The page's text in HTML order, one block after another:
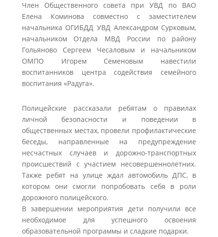
Член Общественного совета при УВД по ВАО
Елена Коминова совместно с заместителем
начальника ОГИБДД УВД Александром Сурковым,
начальником Отдела МВД России по району
Гольяново Сергеем Чесаловым и начальником
ОМПО Игорем Семеновым навестили
воспитанников центра содействия семейного
воспитания «Радуга».
Полицейские рассказали ребятам о правилах
личной безопасности и поведении в
общественных местах, провели профилактические
беседы, направленные на предупреждение
несчастных случаев и дорожно-транспортных
происшествий с участием несовершеннолетних.
Также ребят на улице ждал автомобиль ДПС, в
котором они смогли попробовать себя в роли
дорожного полицейского.
В завершении мероприятия дети получили все
необходимое для успешного освоения
образовательной программы и сладкие подарки.